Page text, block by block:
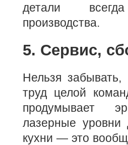
детали
производства.
5. Сервис,
Нельзя
труд целой
продумывает
лазерные уровни
кухни — это